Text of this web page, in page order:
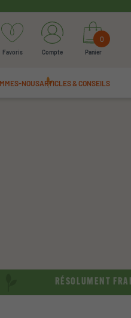
Favoris Compte
0
Panier
NOUSARTICLES & CONSEILS
RÉSOLUMENT